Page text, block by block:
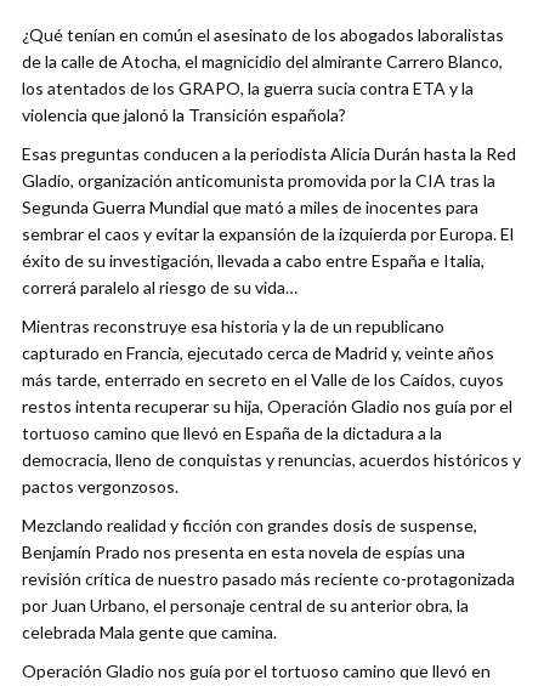
¿Qué tenían en común el asesinato de los abogados laboralistas
de la calle de Atocha, el magnicidio del almirante Carrero Blanco,
los atentados de los GRAPO, la guerra sucia contra ETA y la
violencia que jalonó la Transición española?
Esas preguntas conducen a la periodista Alicia Durán hasta la Red
Gladio, organización anticomunista promovida por la CIA tras la
Segunda Guerra Mundial que mató a miles de inocentes para
sembrar el caos y evitar la expansión de la izquierda por Europa. El
éxito de su investigación, llevada a cabo entre España e Italia,
correrá paralelo al riesgo de su vida…
Mientras reconstruye esa historia y la de un republicano
capturado en Francia, ejecutado cerca de Madrid y, veinte años
más tarde, enterrado en secreto en el Valle de los Caídos, cuyos
restos intenta recuperar su hija, Operación Gladio nos guía por el
tortuoso camino que llevó en España de la dictadura a la
democracia, lleno de conquistas y renuncias, acuerdos históricos y
pactos vergonzosos.
Mezclando realidad y ficción con grandes dosis de suspense,
Benjamín Prado nos presenta en esta novela de espías una
revisión crítica de nuestro pasado más reciente co-protagonizada
por Juan Urbano, el personaje central de su anterior obra, la
celebrada Mala gente que camina.
Operación Gladio nos guía por el tortuoso camino que llevó en